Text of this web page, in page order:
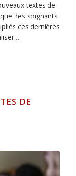
textes de
des soignants.
ces dernières
DE